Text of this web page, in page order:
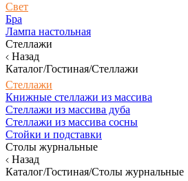
Свет
Бра
Лампа настольная
Стеллажи
Назад
Каталог/Гостиная/Стеллажи
Стеллажи
Книжные стеллажи из массива
Стеллажи из массива дуба
Стеллажи из массива сосны
Стойки и подставки
Столы журнальные
Назад
Каталог/Гостиная/Столы журнальные